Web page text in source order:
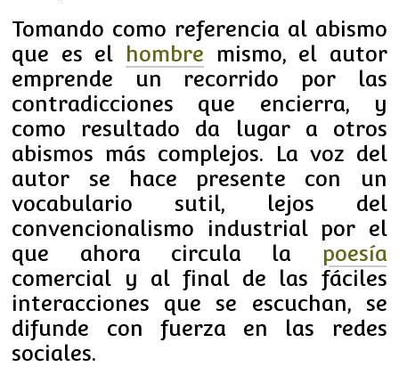
Tomando como referencia al abismo
que es el hombre mismo, el autor
emprende un recorrido por las
contradicciones que encierra, y
como resultado da lugar a otros
abismos más complejos. La voz del
autor se hace presente con un
vocabulario sutil, lejos del
convencionalismo industrial por el
que ahora circula la poesía
comercial y al final de las fáciles
interacciones que se escuchan, se
difunde con fuerza en las redes
sociales.